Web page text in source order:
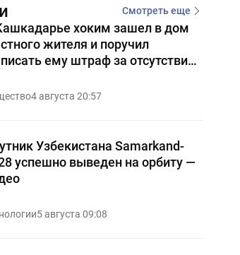
Смотреть еще
хоким зашел в дом
жителя и поручил
ему штраф за отсутствие
— видео
4 августа 20:57
Узбекистана Samarkand-
успешно выведен на орбиту —
5 августа 09:08